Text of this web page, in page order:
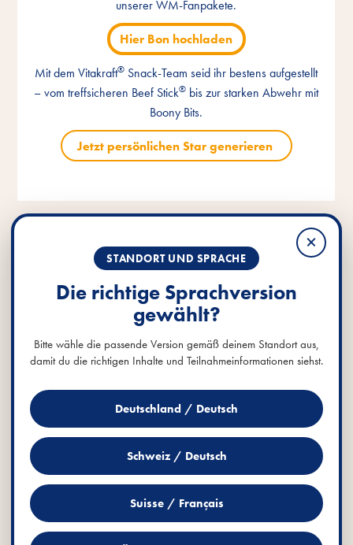
unserer WM-Fanpakete.
Hier Bon hochladen
Mit dem Vitakraft® Snack-Team seid ihr bestens aufgestellt
– vom treffsicheren Beef Stick® bis zur starken Abwehr mit
Boony Bits.
Jetzt persönlichen Star generieren
unserer WM-Fanpakete.
Hier Bon hochladen
Mit dem Vitakraft® Snack-Team seid ihr bestens aufgestellt
– vom treffsicheren Beef Stick® bis zur starken Abwehr mit
Boony Bits.
Jetzt persönlichen Star generieren
unserer WM-Fanpakete.
Hier Bon hochladen
Mit dem Vitakraft® Snack-Team seid ihr bestens aufgestellt
– vom treffsicheren Beef Stick® bis zur starken Abwehr mit
Boony Bits.
Jetzt persönlichen Star generieren
×
STANDORT UND SPRACHE
Die richtige Sprachversion
gewählt?
Bitte wähle die passende Version gemäß deinem Standort aus,
damit du die richtigen Inhalte und Teilnahmeinformationen siehst.
Deutschland / Deutsch
Schweiz / Deutsch
Suisse / Français
SO GEHT'S
Aktionszeitraum:01.06. - 31.07.2026
Teilnahmeberechtigt sind Personen ab 18 Jahren. Hier findest du die
vollständigenTeilnahmebedingungen
3.
1.
2.